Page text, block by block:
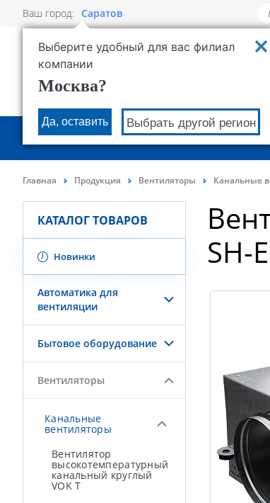
Ваш город: Саратов
Выберите удобный для вас филиал
компании
Москва?
Да, оставить Выбрать другой регион
РОВЕН -
О КОМПАНИИ ПРОДУКЦИЯ
Главная Продукция Вентиляторы Канальные
КАТАЛОГ ТОВАРОВ
Новинки
Автоматика для
вентиляции
Бытовое оборудование
Вентиляторы
Канальные
вентиляторы
Вентилятор
высокотемпературный
канальный круглый
VOK T
SH-